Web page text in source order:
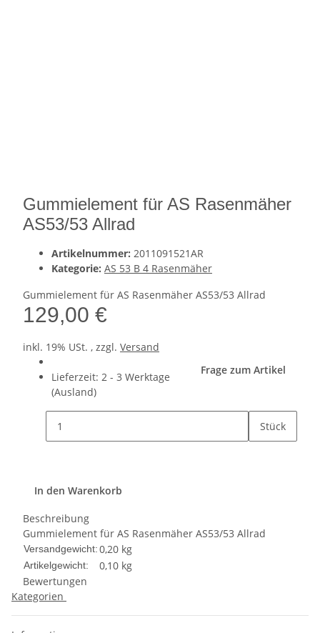
Gummielement für AS Rasenmäher
AS53/53 Allrad
Artikelnummer: 2011091521AR
Kategorie: AS 53 B 4 Rasenmäher
Gummielement für AS Rasenmäher AS53/53 Allrad
129,00 €
inkl. 19% USt. , zzgl. Versand
Lieferzeit: 2 - 3 Werktage
(Ausland)
Frage zum Artikel
Stück
In den Warenkorb
Beschreibung
Gummielement für AS Rasenmäher AS53/53 Allrad
Versandgewicht:0,20 kg
Artikelgewicht: 0,10 kg
Bewertungen
Kategorien